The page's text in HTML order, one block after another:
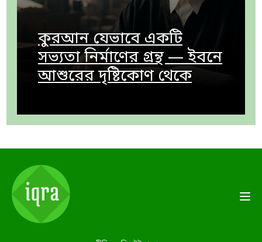
কুরআন যেভাবে একটি
সভ্যতা নির্মাণের গ্রন্থ — ইবনে
আশুরের দৃষ্টিকোণ থেকে